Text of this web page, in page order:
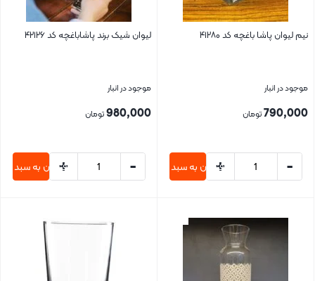
نیم لیوان پاشا باغچه کد ۴۱۲۸۰
موجود در انبار
790,000تومان
-
+
افزودن به سبد خرید
لیوان شیک برند پاشاباغچه کد ۴۲۱۲۶
موجود در انبار
980,000تومان
-
+
افزودن به سبد